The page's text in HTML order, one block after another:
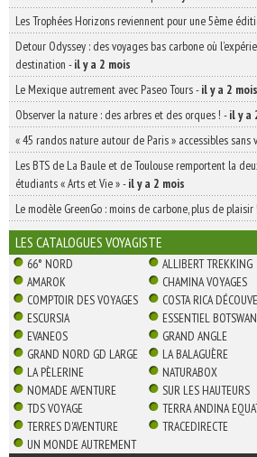
Les Trophées Horizons reviennent pour une 5ème
Detour Odyssey : des voyages bas carbone où
destination -il y a 2 mois
Le Mexique autrement avec Paseo Tours-il y a 2 mois
Observer la nature : des arbres et des orques ! -il y a
« 45 randos nature autour de Paris » accessibles sans
Les BTS de La Baule et de Toulouse remportent la
étudiants « Arts et Vie »-il y a 2 mois
Le modèle GreenGo : moins de carbone, plus de plaisir !
LES CATALOGUES VOYAGISTE
66° NORD
ALLIBERT TREKKING
AMAROK
CHAMINA VOYAGES
COMPTOIR DES VOYAGES
COSTA RICA
ESCURSIA
ESSENTIEL
EVANEOS
GRAND ANGLE
GRAND NORD GD LARGE
LA BALAGUÈRE
LA PÈLERINE
NATURABOX
NOMADE AVENTURE
SUR LES HAUTEURS
TDS VOYAGE
TERRA ANDINA
TERRES D'AVENTURE
TRACEDIRECTE
UN MONDE AUTREMENT